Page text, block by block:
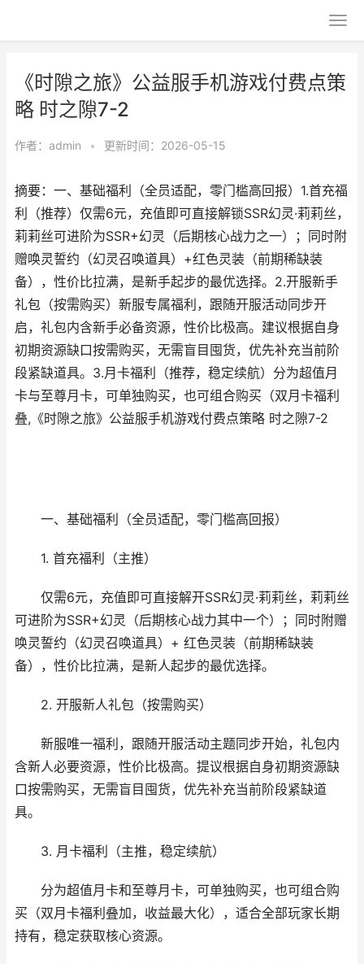
《时隙之旅》公益服手机游戏付费点策
略 时之隙7-2
作者： admin • 更新时间：2026-05-15
摘要：一、基础福利（全员适配，零门槛高回报）1.首充福
利（推荐）仅需6元，充值即可直接解锁SSR幻灵·莉莉丝，
莉莉丝可进阶为SSR+幻灵（后期核心战力之一）；同时附
赠唤灵誓约（幻灵召唤道具）+红色灵装（前期稀缺装
备），性价比拉满，是新手起步的最优选择。2.开服新手
礼包（按需购买）新服专属福利，跟随开服活动同步开
启，礼包内含新手必备资源，性价比极高。建议根据自身
初期资源缺口按需购买，无需盲目囤货，优先补充当前阶
段紧缺道具。3.月卡福利（推荐，稳定续航）分为超值月
卡与至尊月卡，可单独购买，也可组合购买（双月卡福利
叠,《时隙之旅》公益服手机游戏付费点策略 时之隙7-2
一、基础福利（全员适配，零门槛高回报）
1. 首充福利（主推）
仅需6元，充值即可直接解开SSR幻灵·莉莉丝，莉莉丝
可进阶为SSR+幻灵（后期核心战力其中一个）；同时附赠
唤灵誓约（幻灵召唤道具）+ 红色灵装（前期稀缺装
备），性价比拉满，是新人起步的最优选择。
2. 开服新人礼包（按需购买）
新服唯一福利，跟随开服活动主题同步开始，礼包内
含新人必要资源，性价比极高。提议根据自身初期资源缺
口按需购买，无需盲目囤货，优先补充当前阶段紧缺道
具。
3. 月卡福利（主推，稳定续航）
分为超值月卡和至尊月卡，可单独购买，也可组合购
买（双月卡福利叠加，收益最大化），适合全部玩家长期
持有，稳定获取核心资源。